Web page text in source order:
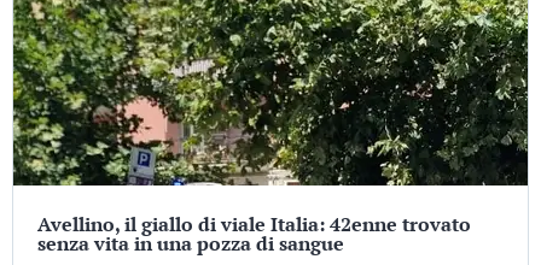
Avellino, il giallo di viale Italia: 42enne trovato
senza vita in una pozza di sangue